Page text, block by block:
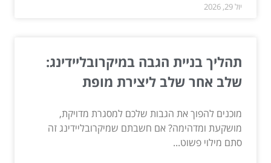
יול 29, 2026
תהליך בניית הגבה במיקרובליידינג:
שלב אחר שלב ליצירת מופת
מוכנים להפוך את הגבות שלכם למסגרת מדויקת,
מושקעת ומדהימה? אם חשבתם שמיקרובליידינג זה
סתם מילוי פשוט...